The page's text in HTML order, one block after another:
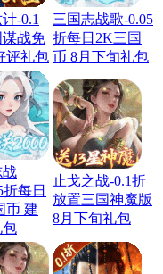
-0.1
战免
评礼包
三国志战歌-0.05
折每日2K三国
币 8月下旬礼包
战
折每日
币 建
包
止戈之战-0.1折
放置三国神魔版
8月下旬礼包